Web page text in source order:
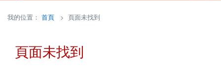
我的位置： 首頁 > 頁面未找到
頁面未找到